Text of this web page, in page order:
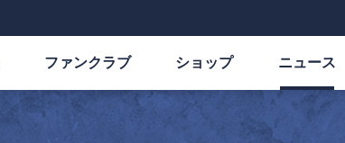
ファンクラブ ショップ ニュース